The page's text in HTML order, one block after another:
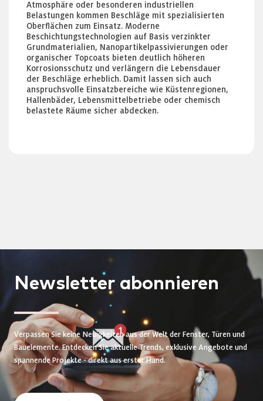
Atmosphäre oder besonderen industriellen
Belastungen kommen Beschläge mit spezialisierten
Oberflächen zum Einsatz. Moderne
Beschichtungstechnologien auf Basis verzinkter
Grundmaterialien, Nanopartikelpassivierungen oder
organischer Topcoats bieten deutlich höheren
Korrosionsschutz und verlängern die Lebensdauer
der Beschläge erheblich. Damit lassen sich auch
anspruchsvolle Einsatzbereiche wie Küstenregionen,
Hallenbäder, Lebensmittelbetriebe oder chemisch
belastete Räume sicher abdecken.
Newsletter abonnieren
Verpassen Sie keine Neuigkeiten aus der Welt der Fenster, Türen und
Bauelemente. Entdecken Sie aktuelle Trends, exklusive Angebote und
spannende Projekte - direkt aus erster Hand.